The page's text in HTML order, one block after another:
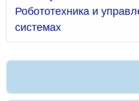
Робототехника и
системах